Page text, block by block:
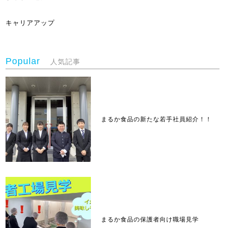
キャリアアップ
Popular 人気記事
まるか食品の新たな若手社員紹介！！
まるか食品の保護者向け職場見学